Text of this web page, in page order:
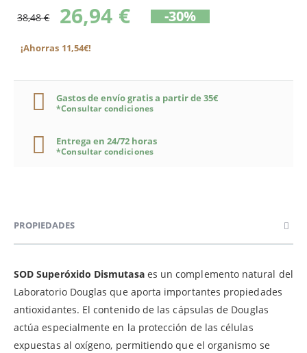
38,48 € 26,94 € -30%
¡Ahorras 11,54€!
Gastos de envío gratis a partir de 35€
*Consultar condiciones
Entrega en 24/72 horas
*Consultar condiciones
PROPIEDADES
SOD Superóxido Dismutasa es un complemento natural del
Laboratorio Douglas que aporta importantes propiedades
antioxidantes. El contenido de las cápsulas de Douglas
actúa especialmente en la protección de las células
expuestas al oxígeno, permitiendo que el organismo se